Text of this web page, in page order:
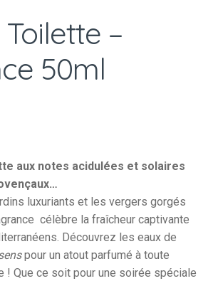
–
50ml
aux notes acidulées et solaires
luxuriants et les vergers gorgés
célèbre la fraîcheur captivante
Découvrez les eaux de
pour un atout parfumé à toute
! Que ce soit pour une soirée spéciale